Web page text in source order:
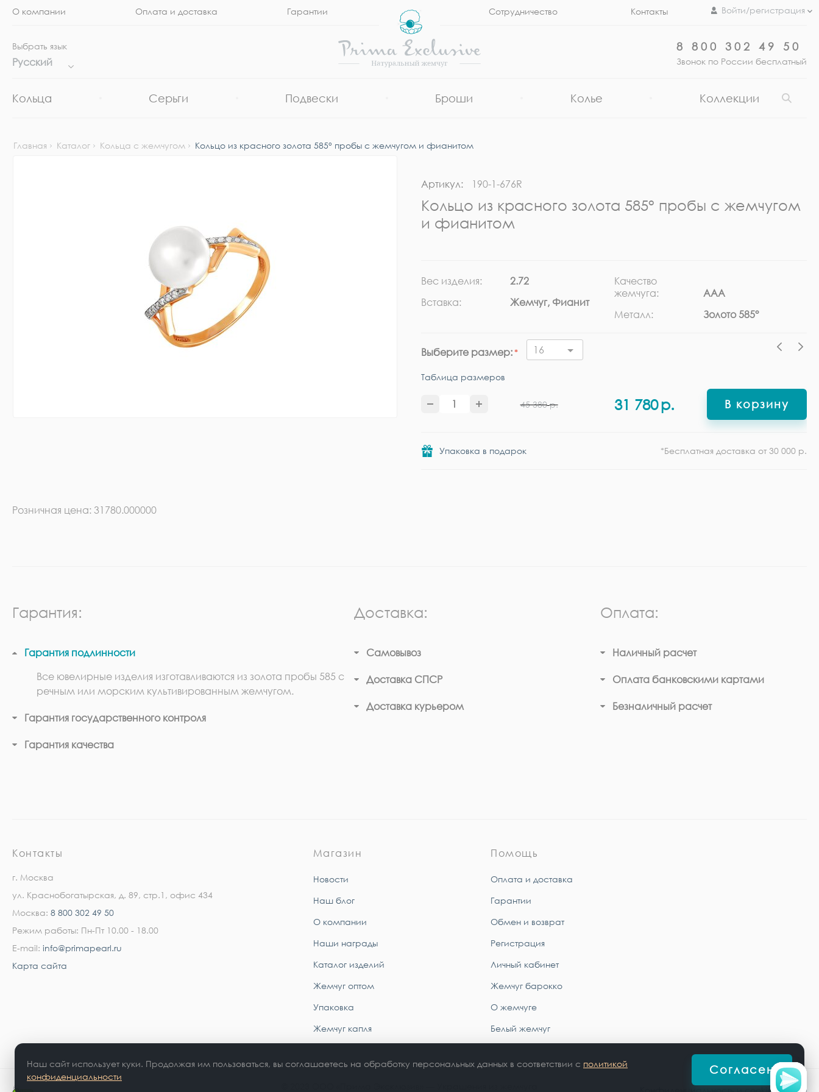
О компании Оплата и доставка Гарантии Сотрудничество Контакты Войти/регистрация
Выбрать язык
Русский
8 800 302 49 50
Звонок по России бесплатный
Кольца Серьги Подвески Броши Колье Коллекции
Главная Каталог Кольца с жемчугом Кольцо из красного золота 585° пробы с жемчугом и фианитом
Артикул: 190-1-676R
Кольцо из красного золота 585° пробы с жемчугом
и фианитом
Вес изделия:
2.72
Вставка:
Жемчуг, Фианит
Качество
жемчуга:
ААА
Металл:
Золото 585°
Выберите размер: 16
Таблица размеров
45 380 р. 31 780р. В корзину
Упаковка в подарок *Бесплатная доставка от 30 000 р.
Розничная цена: 31780.000000
Гарантия:
Гарантия подлинности
Все ювелирные изделия изготавливаются из золота пробы 585 с
речным или морским культивированным жемчугом.
Гарантия государственного контроля
Гарантия качества
Доставка:
Самовывоз
Доставка СПСР
Доставка курьером
Оплата:
Наличный расчет
Оплата банковскими картами
Безналичный расчет
Контакты
г. Москва
ул. Краснобогатырская, д. 89, стр.1, офис 434
Москва: 8 800 302 49 50
Режим работы: Пн-Пт 10.00 - 18.00
E-mail: info@primapearl.ru
Карта сайта
Магазин
Новости
Наш блог
О компании
Наши награды
Каталог изделий
Жемчуг оптом
Упаковка
Жемчуг капля
Помощь
Оплата и доставка
Гарантии
Обмен и возврат
Регистрация
Личный кабинет
Жемчуг барокко
О жемчуге
Белый жемчуг
Конфиденциальность и cookie-файлы
Наш сайт использует куки. Продолжая им пользоваться, вы соглашаетесь на обработку персональных данных в соответствии с политикой
конфиденциальности
Согласен